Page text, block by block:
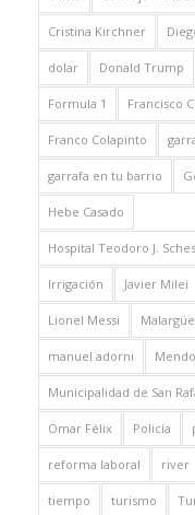
Cristina Kirchner
dolar Donald Trump
Formula 1 Francisco
Franco Colapinto
garrafa en tu barrio
Hebe Casado
Hospital Teodoro J.
Irrigación Javier Milei
Lionel Messi Malargüe
manuel adorni
Municipalidad de San
Omar Félix Policía
reforma laboral river
tiempo turismo